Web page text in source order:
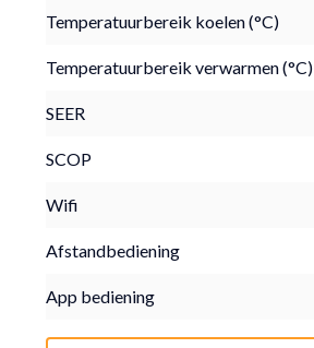
Temperatuurbereik koelen (°C)
Temperatuurbereik verwarmen (°C)
SEER
SCOP
Wifi
Afstandbediening
App bediening